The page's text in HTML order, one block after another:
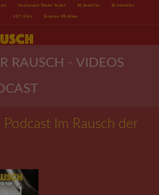
Vinylrausch-Dealer finden #1 bestellen #2 bestellen
VR T-Shirt Einzelne VR-Alben
RAUSCH - VIDEOS
Im Rausch der